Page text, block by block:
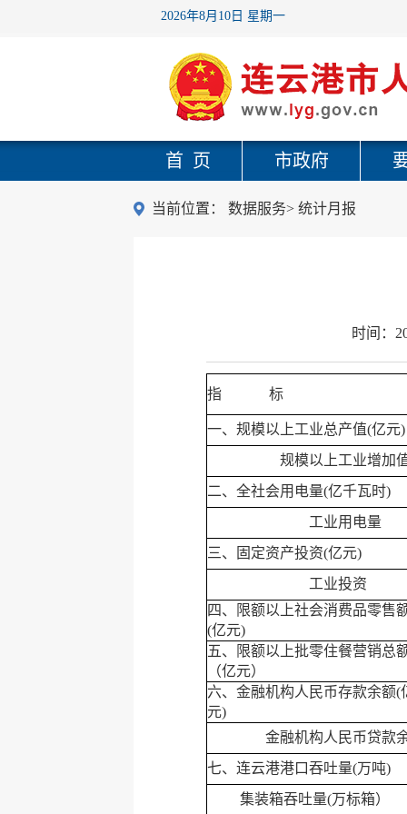
2026年8月10日 星期一
首 页 市政府
当前位置： 数据服务> 统计月报
时间：
指 标
一、规模以上工业总产值(亿元)
规模以上工业增加
二、全社会用电量(亿千瓦时)
工业用电量
三、固定资产投资(亿元)
工业投资
四、限额以上社会消费品零售
(亿元)
五、限额以上批零住餐营销总
（亿元）
六、金融机构人民币存款余额(
元)
金融机构人民币贷款
七、连云港港口吞吐量(万吨)
集装箱吞吐量(万标箱）